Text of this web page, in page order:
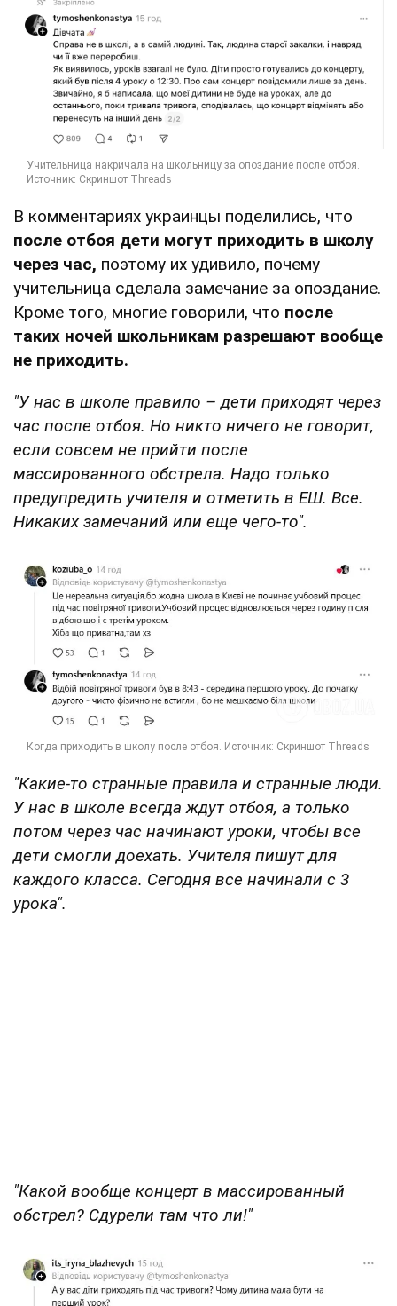
В комментариях украинцы поделились, что
после отбоя дети могут приходить в школу
через час, поэтому их удивило, почему
учительница сделала замечание за опоздание.
Кроме того, многие говорили, что после
таких ночей школьникам разрешают вообще
не приходить.
"У нас в школе правило – дети приходят через
час после отбоя. Но никто ничего не говорит,
если совсем не прийти после
массированного обстрела. Надо только
предупредить учителя и отметить в ЕШ. Все.
Никаких замечаний или еще чего-то".
"Какие-то странные правила и странные люди.
У нас в школе всегда ждут отбоя, а только
потом через час начинают уроки, чтобы все
дети смогли доехать. Учителя пишут для
каждого класса. Сегодня все начинали с 3
урока".
"Какой вообще концерт в массированный
обстрел? Сдурели там что ли!"